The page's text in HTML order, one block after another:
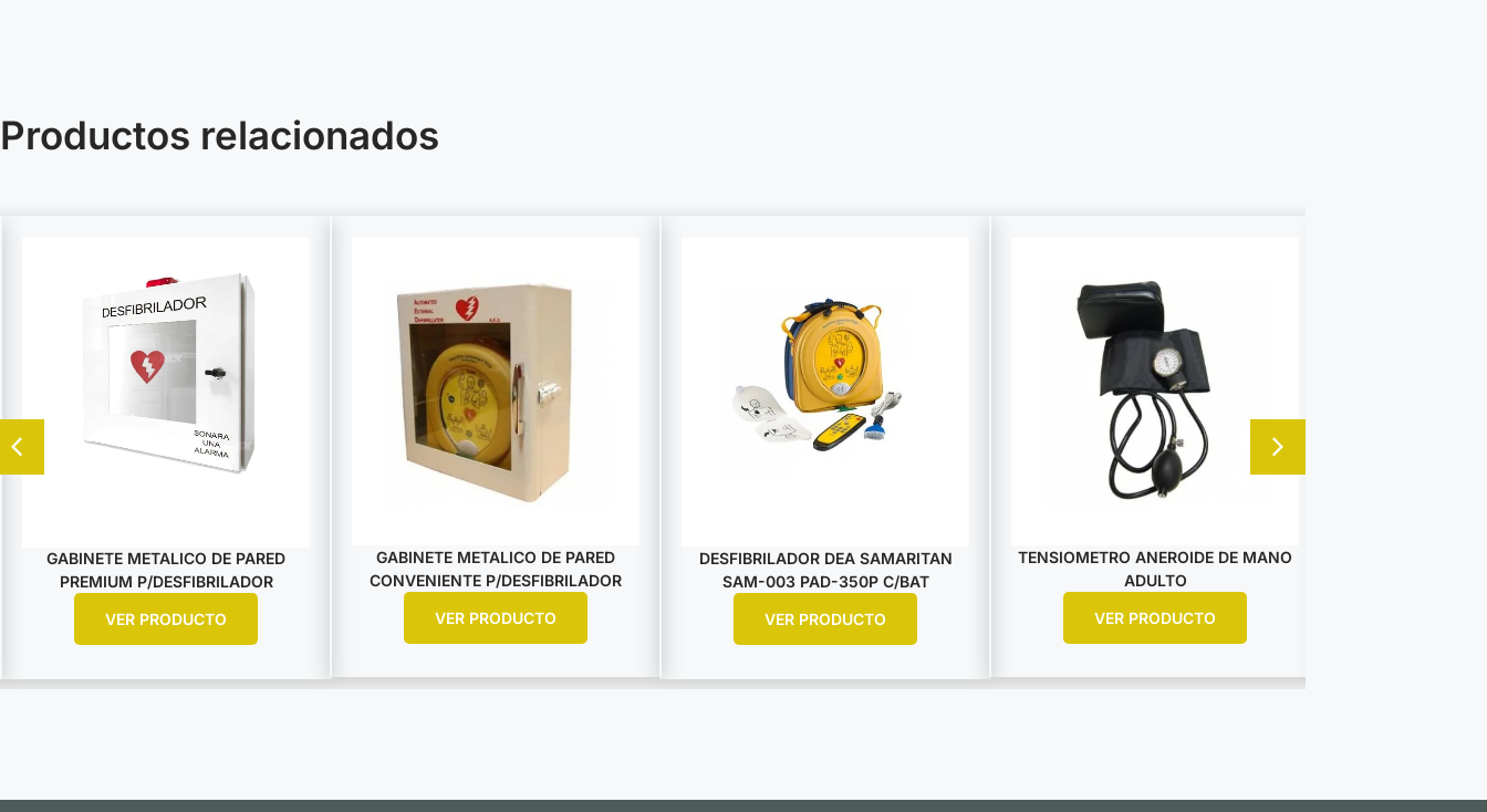
Productos relacionados
GABINETE METALICO DE PARED
PREMIUM P/DESFIBRILADOR
VER PRODUCTO
GABINETE METALICO DE PARED
CONVENIENTE P/DESFIBRILADOR
VER PRODUCTO
DESFIBRILADOR DEA SAMARITAN
SAM-003 PAD-350P C/BAT
VER PRODUCTO
TENSIOMETRO ANEROIDE DE MANO
ADULTO
VER PRODUCTO